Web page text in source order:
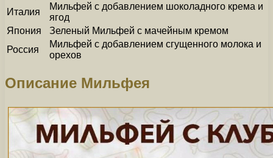
Италия
Мильфей с добавлением шоколадного крема и
ягод
Япония
Зеленый Мильфей с мачейным кремом
Россия
Мильфей с добавлением сгущенного молока и
орехов
Описание Мильфея